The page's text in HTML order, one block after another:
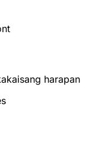
harapan